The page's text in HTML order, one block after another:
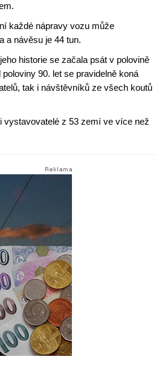
každé nápravy vozu může
a návěsu je 44 tun.
historie se začala psát v polovině
90. let se pravidelně koná
tak i návštěvníků ze všech koutů
vystavovatelé z 53 zemí ve více než